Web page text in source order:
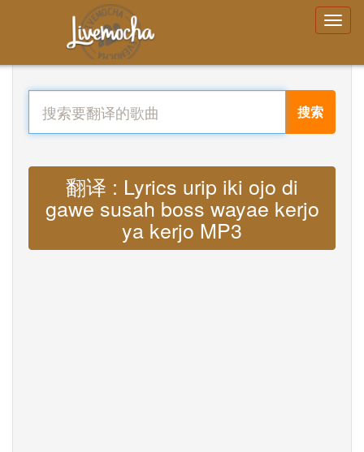
搜索
翻译 : Lyrics urip iki ojo di
gawe susah boss wayae kerjo
ya kerjo MP3